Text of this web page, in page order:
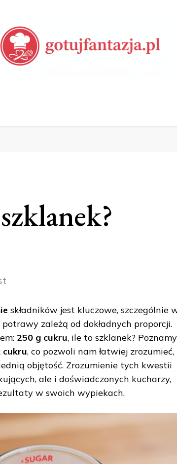
Porady
składników jest kluczowe, szczególnie
zależą od dokładnych proporcji.
250 g cukru, ile to szklanek? Poznamy
cukru, co pozwoli nam łatwiej zrozumieć,
objętość. Zrozumienie tych kwestii
ale i doświadczonych kucharzy,
w swoich wypiekach.